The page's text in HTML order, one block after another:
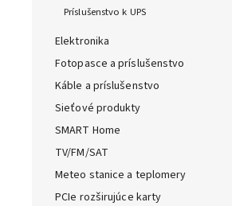
Príslušenstvo k UPS
Elektronika
Fotopasce a príslušenstvo
Káble a príslušenstvo
Sieťové produkty
SMART Home
TV/FM/SAT
Meteo stanice a teplomery
PCIe rozširujúce karty